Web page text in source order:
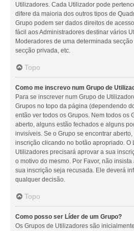
Utilizadores. Cada Utilizador pode
difere da maioria dos outros tipos de
Grupo podem ser dados direitos de
fácil aos Administradores destinar vários
Moderadores de uma determinada
secção privada, etc.
Topo
Como me inscrevo num Grupo de
Para se inscrever num Grupo de
Grupos no topo da página (dependendo
então ver todos os Grupos. Nem todos os
aberto, alguns estão fechados e alguns
invisíveis. Se o Grupo se encontrar
inscrição clicando no botão apropriado. O
Utilizadores precisará aprovar a sua
o motivo do mesmo. Por Favor, não
sua inscrição seja recusada. Ele deverá
qualquer decisão.
Topo
Como posso ser Líder de um Grupo?
Os Grupos de Utilizadores são